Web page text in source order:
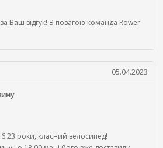
Ваш відгук! З повагою команда Rower
05.04.2023
23 роки, класний велосипед!